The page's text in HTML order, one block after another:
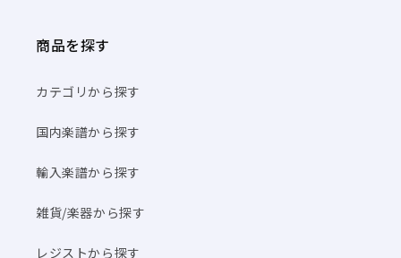
商品を探す
カテゴリから探す
国内楽譜から探す
輸入楽譜から探す
雑貨/楽器から探す
レジストから探す